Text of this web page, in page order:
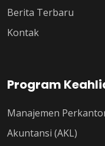
Berita Terbaru
Kontak
Program
Manajemen
Akuntansi (AKL)